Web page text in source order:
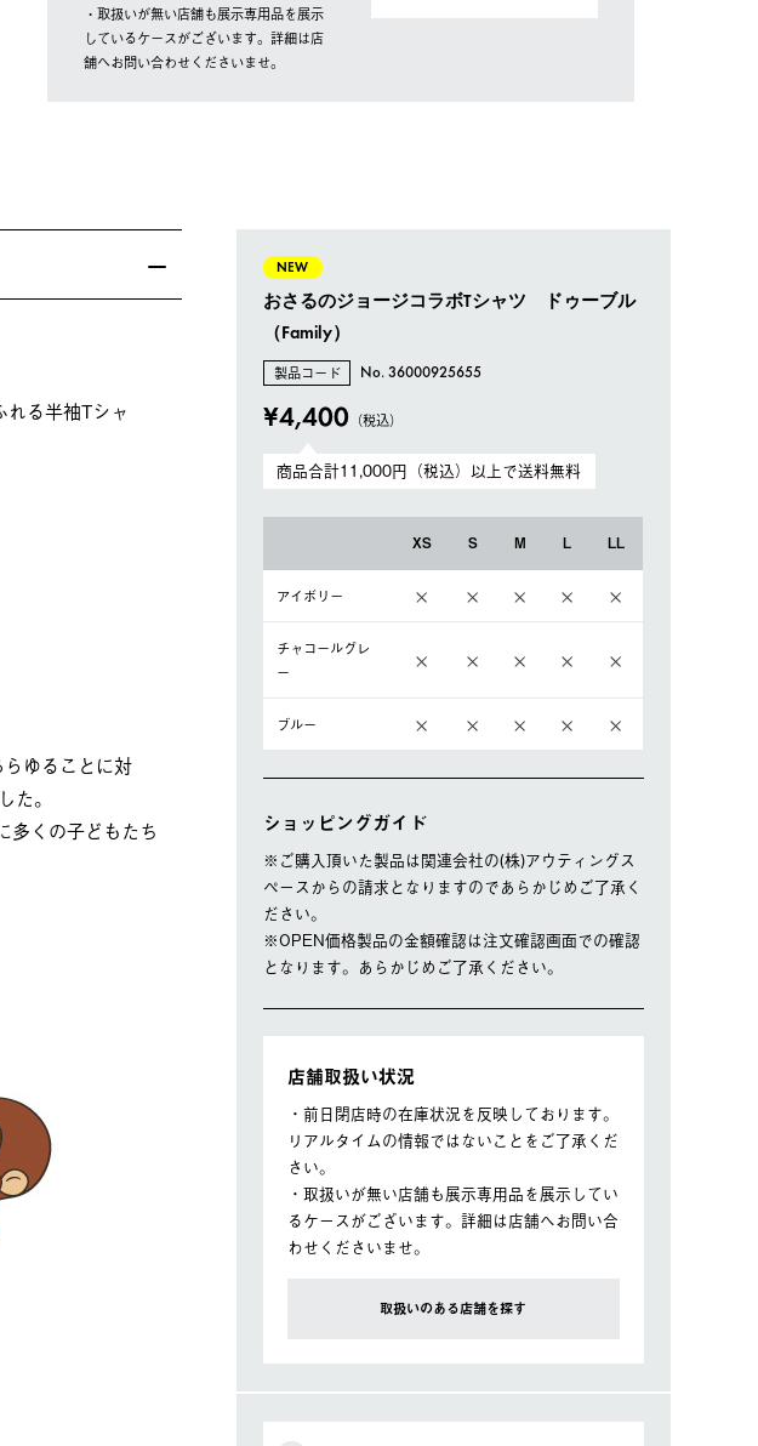
・取扱いが無い店舗も展示専用品を展示
しているケースがございます。詳細は店
舗へお問い合わせくださいませ。
る半袖Tシャ
ゆることに対
た。
多くの子どもたち
NEW
おさるのジョージコラボTシャツ ドゥーブル
（Family）
製品コード No. 36000925655
¥4,400 （税込）
商品合計11,000円（税込）以上で送料無料
XS S M L LL
アイボリー
チャコールグレ
ー
ブルー
ショッピングガイド
※ご購⼊頂いた製品は関連会社の(株)アウティングス
ペースからの請求となりますのであらかじめご了承く
ださい。
※OPEN価格製品の⾦額確認は注⽂確認画⾯での確認
となります。あらかじめご了承ください。
店舗取扱い状況
・前日閉店時の在庫状況を反映しております。
リアルタイムの情報ではないことをご了承くだ
さい。
・取扱いが無い店舗も展示専用品を展示してい
るケースがございます。詳細は店舗へお問い合
わせくださいませ。
取扱いのある店舗を探す